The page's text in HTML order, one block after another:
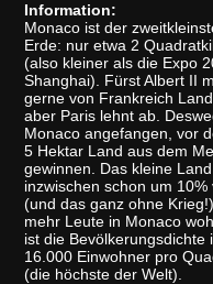
Information:
Monaco ist der
Erde: nur etwa 2
(also kleiner als die Expo
Shanghai). Fürst Albert II
gerne von Frankreich
aber Paris lehnt ab.
Monaco angefangen, vor
5 Hektar Land aus dem
gewinnen. Das kleine
inzwischen schon um
(und das ganz ohne
mehr Leute in Monaco
ist die Bevölkerungsdichte
16.000 Einwohner pro
(die höchste der Welt).